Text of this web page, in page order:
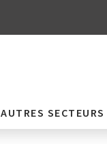
AUTRES SECTEURS